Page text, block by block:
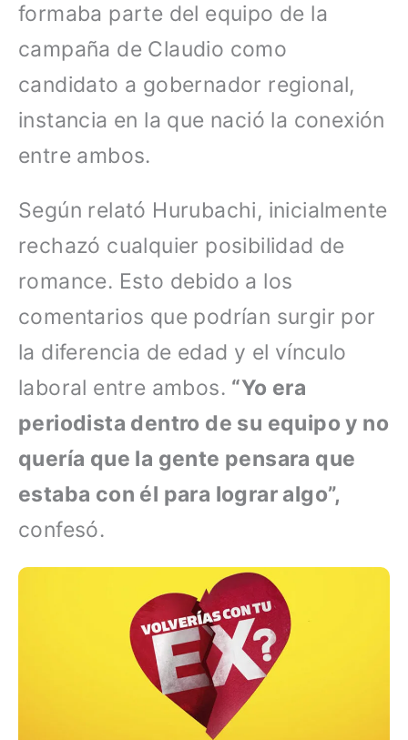
formaba parte del equipo de la
campaña de Claudio como
candidato a gobernador regional,
instancia en la que nació la conexión
entre ambos.
Según relató Hurubachi, inicialmente
rechazó cualquier posibilidad de
romance. Esto debido a los
comentarios que podrían surgir por
la diferencia de edad y el vínculo
laboral entre ambos. “Yo era
periodista dentro de su equipo y no
quería que la gente pensara que
estaba con él para lograr algo”,
confesó.